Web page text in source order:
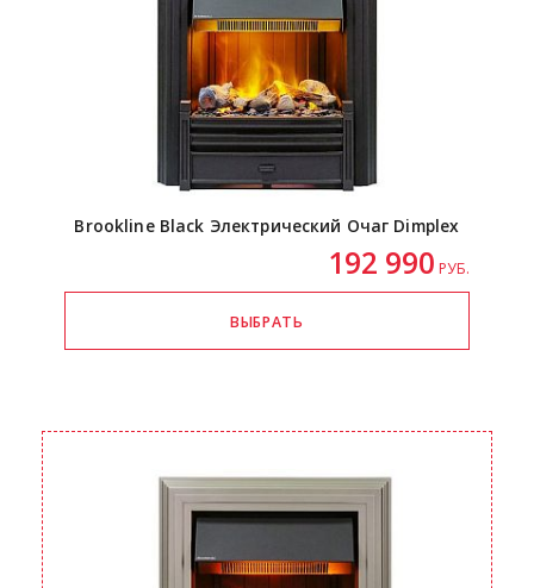
Brookline Black Электрический Очаг Dimplex
192 990 РУБ.